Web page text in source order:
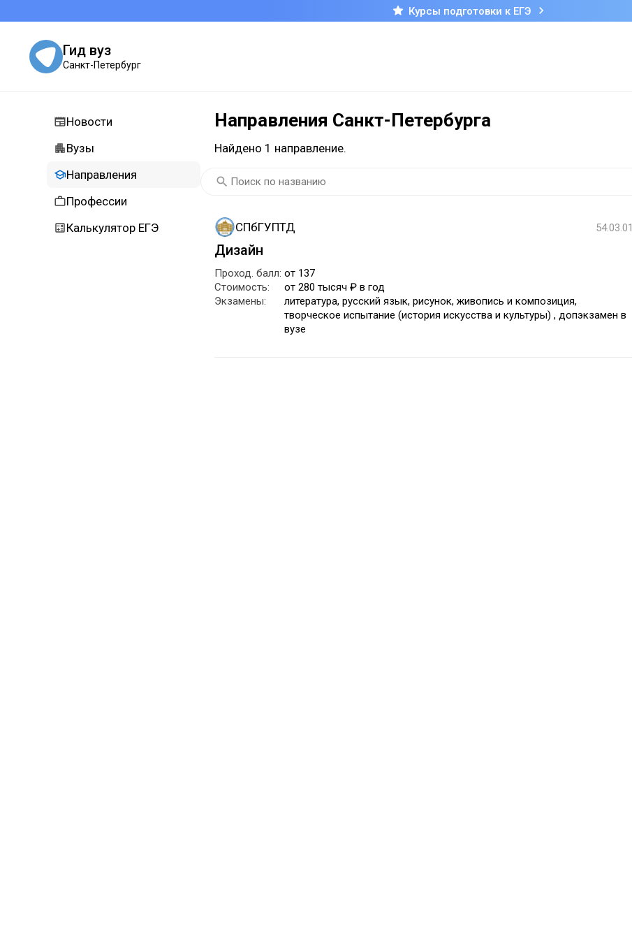
Курсы подготовки к ЕГЭ
Гид вуз
Санкт-Петербург
Новости
Вузы
Направления
Профессии
Калькулятор ЕГЭ
Направления Санкт-Петербурга
Найдено 1 направление.
СПбГУПТД 54.03.01
Дизайн
Проход. балл: от 137
Стоимость:
от 280 тысяч ₽ в год
Экзамены:
литература, русский язык, рисунок, живопись и композиция,
творческое испытание (история искусства и культуры) , допэкзамен в
вузе